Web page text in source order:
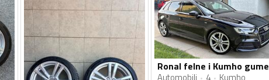
Ronal felne i Kumho gume
Automobili 4 Kumho